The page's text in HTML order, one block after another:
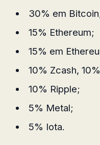
30% em
15% Ethereum;
15% em
10% Zcash, 10%
10% Ripple;
5% Metal;
5% Iota.